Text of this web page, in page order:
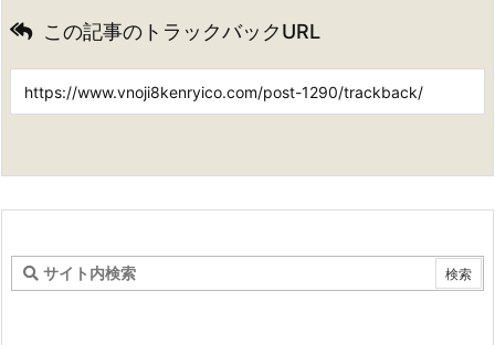
この記事のトラックバックURL